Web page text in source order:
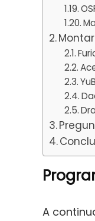
A